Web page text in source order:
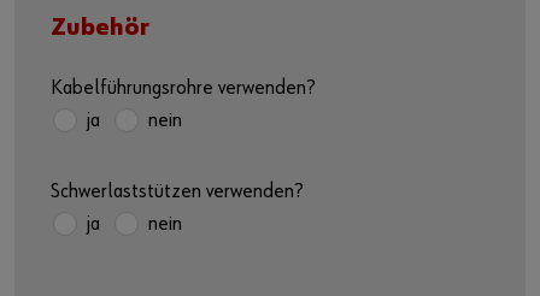
Zubehör
Kabelführungsrohre verwenden?
ja
nein
Schwerlaststützen verwenden?
ja
nein